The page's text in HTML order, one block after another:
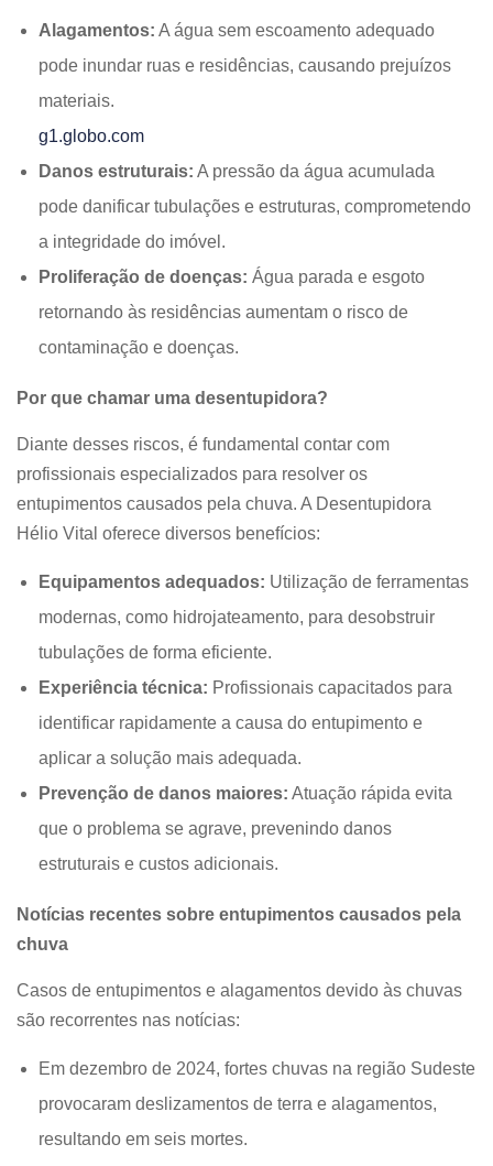
Alagamentos: A água sem escoamento adequado
pode inundar ruas e residências, causando prejuízos
materiais.
g1.globo.com
Danos estruturais: A pressão da água acumulada
pode danificar tubulações e estruturas, comprometendo
a integridade do imóvel.
Proliferação de doenças: Água parada e esgoto
retornando às residências aumentam o risco de
contaminação e doenças.
Por que chamar uma desentupidora?
Diante desses riscos, é fundamental contar com
profissionais especializados para resolver os
entupimentos causados pela chuva. A Desentupidora
Hélio Vital oferece diversos benefícios:
Equipamentos adequados: Utilização de ferramentas
modernas, como hidrojateamento, para desobstruir
tubulações de forma eficiente.
Experiência técnica: Profissionais capacitados para
identificar rapidamente a causa do entupimento e
aplicar a solução mais adequada.
Prevenção de danos maiores: Atuação rápida evita
que o problema se agrave, prevenindo danos
estruturais e custos adicionais.
Notícias recentes sobre entupimentos causados pela
chuva
Casos de entupimentos e alagamentos devido às chuvas
são recorrentes nas notícias:
Em dezembro de 2024, fortes chuvas na região Sudeste
provocaram deslizamentos de terra e alagamentos,
resultando em seis mortes.